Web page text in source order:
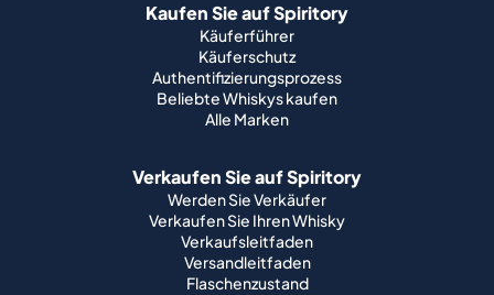
Kaufen Sie auf Spiritory
Käuferführer
Käuferschutz
Authentifizierungsprozess
Beliebte Whiskys kaufen
Alle Marken
Verkaufen Sie auf Spiritory
Werden Sie Verkäufer
Verkaufen Sie Ihren Whisky
Verkaufsleitfaden
Versandleitfaden
Flaschenzustand